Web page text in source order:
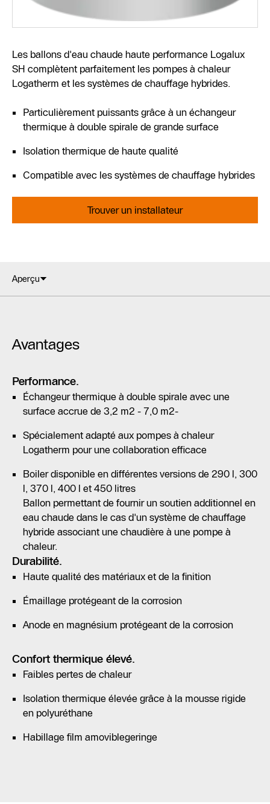
Les ballons d'eau chaude haute performance Logalux
SH complètent parfaitement les pompes à chaleur
Logatherm et les systèmes de chauffage hybrides.
Particulièrement puissants grâce à un échangeur
thermique à double spirale de grande surface
Isolation thermique de haute qualité
Compatible avec les systèmes de chauffage hybrides
Trouver un installateur
Aperçu
Avantages
Performance.
Échangeur thermique à double spirale avec une
surface accrue de 3,2 m2 - 7,0 m2-
Spécialement adapté aux pompes à chaleur
Logatherm pour une collaboration efficace
Boiler disponible en différentes versions de 290 l, 300
l, 370 l, 400 l et 450 litres
Ballon permettant de fournir un soutien additionnel en
eau chaude dans le cas d'un système de chauffage
hybride associant une chaudière à une pompe à
chaleur.
Durabilité.
Haute qualité des matériaux et de la finition
Émaillage protégeant de la corrosion
Anode en magnésium protégeant de la corrosion
Confort thermique élevé.
Faibles pertes de chaleur
Isolation thermique élevée grâce à la mousse rigide
en polyuréthane
Habillage film amoviblegeringe